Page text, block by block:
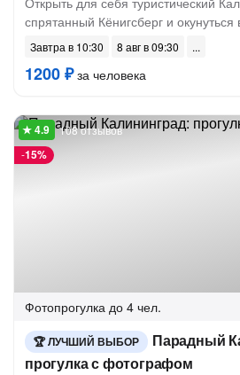
спрятанный Кёнигсберг и
Завтра в 10:30 8 авг в 09:30
1200 ₽за человека
-15%
108 отзывов
Фотопрогулка до 4 чел.
ЛУЧШИЙ ВЫБОР
Парадный
прогулка с фотографом